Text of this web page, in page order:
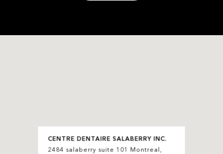
CENTRE DENTAIRE SALABERRY INC.
2484 salaberry suite 101 Montreal,